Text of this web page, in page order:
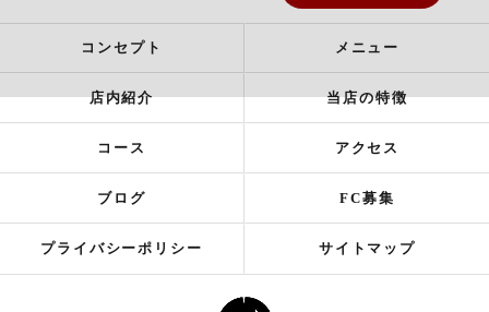
コンセプト メニュー
店内紹介 当店の特徴
コース アクセス
ブログ FC募集
プライバシーポリシー サイトマップ